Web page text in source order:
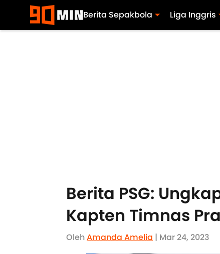
Berita Sepakbola Liga Inggris
Berita PSG:
Kapten Timnas
OlehAmanda Amelia | Mar 24, 2023